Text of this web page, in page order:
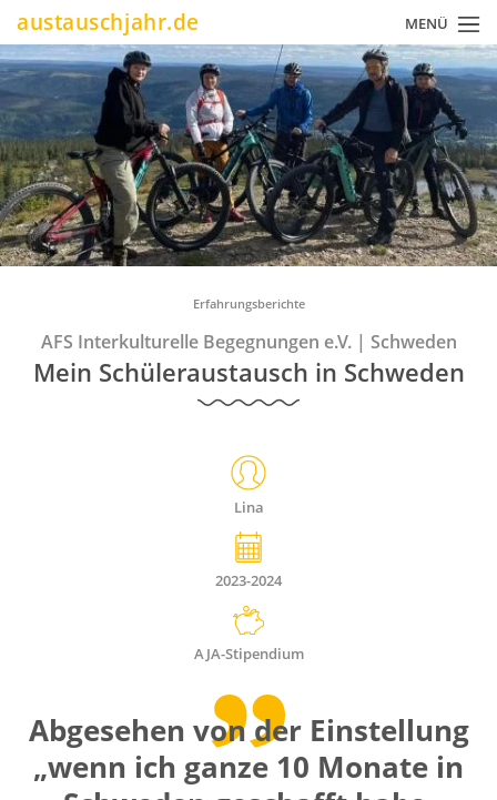
Direkt
zum
Inhalt
austauschjahr.de MENÜ
Erfahrungsberichte
AFS Interkulturelle Begegnungen e.V.| Schweden
Mein Schüleraustausch in Schweden
Lina
2023-2024
AJA-Stipendium
Abgesehen von der Einstellung
„wenn ich ganze 10 Monate in